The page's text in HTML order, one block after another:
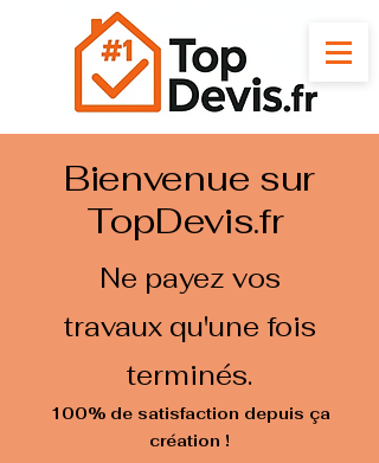
Bienvenue sur
TopDevis.fr
Ne payez vos
travaux qu'une fois
terminés.
100% de satisfaction depuis ça
création !